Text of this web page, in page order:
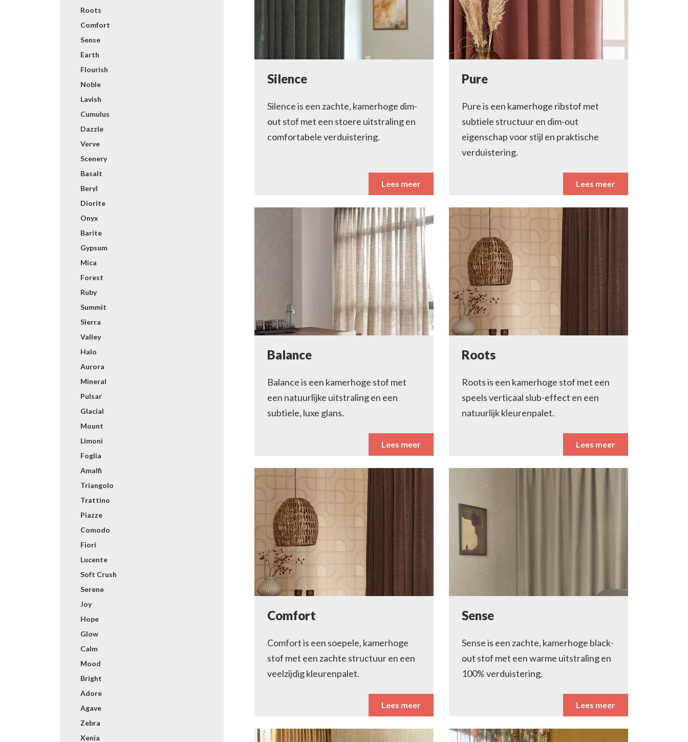
Roots
Comfort
Sense
Earth
Flourish
Noble
Lavish
Cumulus
Dazzle
Verve
Scenery
Basalt
Beryl
Diorite
Onyx
Barite
Gypsum
Mica
Forest
Ruby
Summit
Sierra
Valley
Halo
Aurora
Mineral
Pulsar
Glacial
Mount
Limoni
Foglia
Amalfi
Triangolo
Trattino
Piazze
Comodo
Fiori
Lucente
Soft Crush
Serene
Joy
Hope
Glow
Calm
Mood
Bright
Adore
Agave
Zebra
Xenia
Silence
Silence is een zachte, kamerhoge dim-
out stof met een stoere uitstraling en
comfortabele verduistering.
Lees meer
Pure
Pure is een kamerhoge ribstof met
subtiele structuur en dim-out
eigenschap voor stijl en praktische
verduistering.
Lees meer
Balance
Balance is een kamerhoge stof met
een natuurlijke uitstraling en een
subtiele, luxe glans.
Lees meer
Roots
Roots is een kamerhoge stof met een
speels verticaal slub-effect en een
natuurlijk kleurenpalet.
Lees meer
Comfort
Comfort is een soepele, kamerhoge
stof met een zachte structuur en een
veelzijdig kleurenpalet.
Lees meer
Sense
Sense is een zachte, kamerhoge black-
out stof met een warme uitstraling en
100% verduistering.
Lees meer